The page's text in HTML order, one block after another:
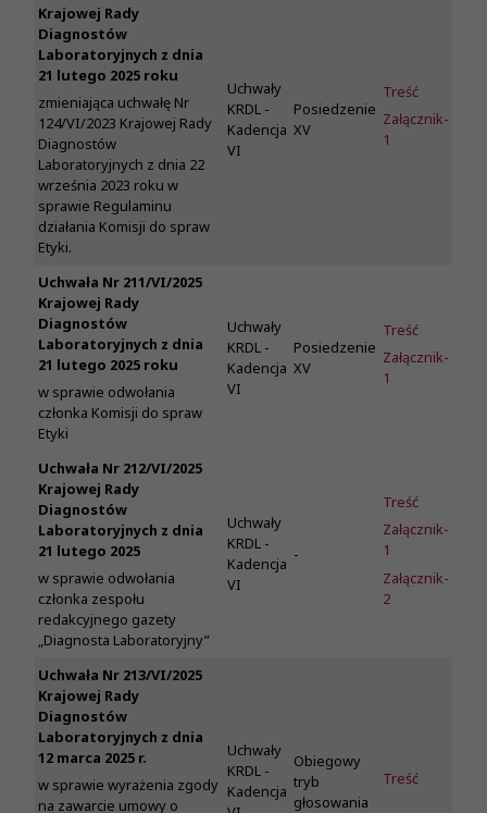
Krajowej Rady
Diagnostów
Laboratoryjnych z dnia
21 lutego 2025 roku
zmieniająca uchwałę Nr
124/VI/2023 Krajowej Rady
Diagnostów
Laboratoryjnych z dnia 22
września 2023 roku w
sprawie Regulaminu
działania Komisji do spraw
Etyki.
Uchwały
KRDL -
Kadencja
VI
Posiedzenie
XV
Treść
Załącznik-
1
Uchwała Nr 211/VI/2025
Krajowej Rady
Diagnostów
Laboratoryjnych z dnia
21 lutego 2025 roku
w sprawie odwołania
członka Komisji do spraw
Etyki
Uchwały
KRDL -
Kadencja
VI
Posiedzenie
XV
Treść
Załącznik-
1
Uchwała Nr 212/VI/2025
Krajowej Rady
Diagnostów
Laboratoryjnych z dnia
21 lutego 2025
w sprawie odwołania
członka zespołu
redakcyjnego gazety
„Diagnosta Laboratoryjny”
Uchwały
KRDL -
Kadencja
VI
-
Treść
Załącznik-
1
Załącznik-
2
Uchwała Nr 213/VI/2025
Krajowej Rady
Diagnostów
Laboratoryjnych z dnia
12 marca 2025 r.
w sprawie wyrażenia zgody
na zawarcie umowy o
Uchwały
KRDL -
Kadencja
Obiegowy
tryb
głosowania
Treść